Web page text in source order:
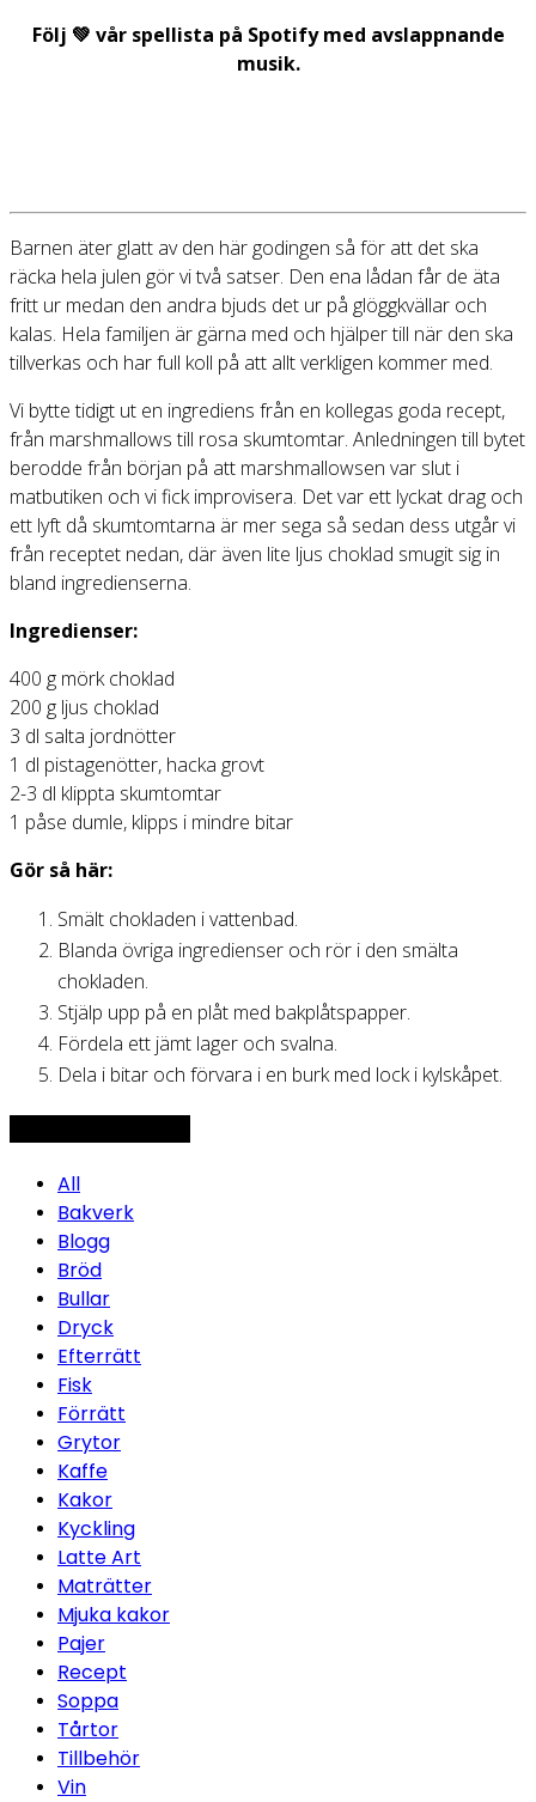
Följ 💚 vår spellista på Spotify med avslappnande
musik.
Barnen äter glatt av den här godingen så för att det ska
räcka hela julen gör vi två satser. Den ena lådan får de äta
fritt ur medan den andra bjuds det ur på glöggkvällar och
kalas. Hela familjen är gärna med och hjälper till när den ska
tillverkas och har full koll på att allt verkligen kommer med.
Vi bytte tidigt ut en ingrediens från en kollegas goda recept,
från marshmallows till rosa skumtomtar. Anledningen till bytet
berodde från början på att marshmallowsen var slut i
matbutiken och vi fick improvisera. Det var ett lyckat drag och
ett lyft då skumtomtarna är mer sega så sedan dess utgår vi
från receptet nedan, där även lite ljus choklad smugit sig in
bland ingredienserna.
Ingredienser:
400 g mörk choklad
200 g ljus choklad
3 dl salta jordnötter
1 dl pistagenötter, hacka grovt
2-3 dl klippta skumtomtar
1 påse dumle, klipps i mindre bitar
Gör så här:
Smält chokladen i vattenbad.
Blanda övriga ingredienser och rör i den smälta
chokladen.
Stjälp upp på en plåt med bakplåtspapper.
Fördela ett jämt lager och svalna.
Dela i bitar och förvara i en burk med lock i kylskåpet.
All
Bakverk
Blogg
Bröd
Bullar
Dryck
Efterrätt
Fisk
Förrätt
Grytor
Kaffe
Kakor
Kyckling
Latte Art
Maträtter
Mjuka kakor
Pajer
Recept
Soppa
Tårtor
Tillbehör
Vin